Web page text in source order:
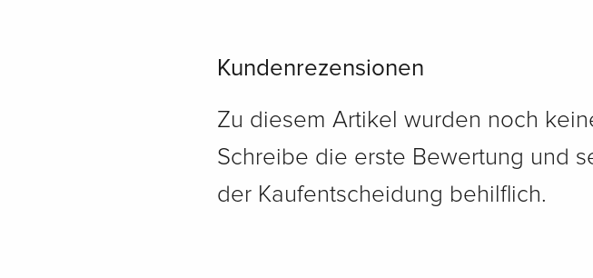
Kundenrezensionen
Zu diesem Artikel wurden noch
Schreibe die erste Bewertung und
der Kaufentscheidung behilflich.